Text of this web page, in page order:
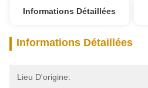
Informations Détaillées
Informations Détaillées
Lieu D'origine: